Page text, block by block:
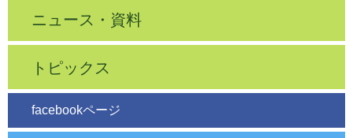
ニュース・資料
トピックス
facebookページ